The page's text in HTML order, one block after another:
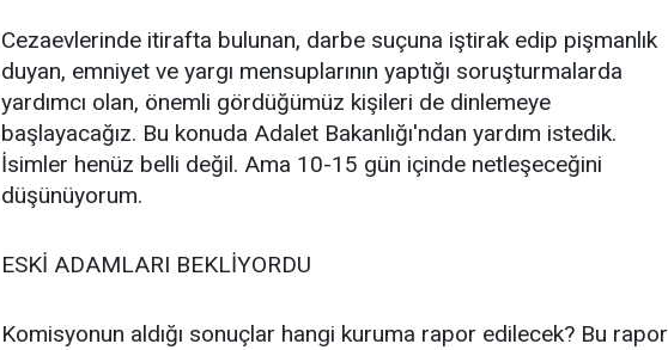
Cezaevlerinde itirafta bulunan, darbe suçuna iştirak edip pişmanlık
duyan, emniyet ve yargı mensuplarının yaptığı soruşturmalarda
yardımcı olan, önemli gördüğümüz kişileri de dinlemeye
başlayacağız. Bu konuda Adalet Bakanlığı'ndan yardım istedik.
İsimler henüz belli değil. Ama 10-15 gün içinde netleşeceğini
düşünüyorum.
ESKİ ADAMLARI BEKLİYORDU
Komisyonun aldığı sonuçlar hangi kuruma rapor edilecek? Bu rapor